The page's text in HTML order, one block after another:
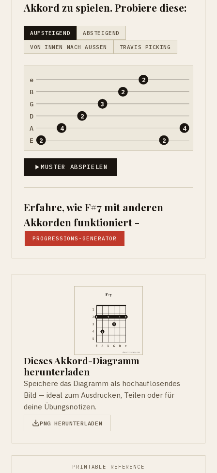
Akkord zu spielen. Probiere diese:
AUFSTEIGEND ABSTEIGEND
VON INNEN NACH AUSSEN TRAVIS PICKING
e
B
G
D
A
E 2
4
2
3
2
2
2
4
MUSTER ABSPIELEN
Erfahre, wie F#7 mit anderen
Akkorden funktioniert -
PROGRESSIONS-GENERATOR
Dieses Akkord-Diagramm
herunterladen
Speichere das Diagramm als hochauflösendes
Bild — ideal zum Ausdrucken, Teilen oder für
deine Übungsnotizen.
PNG HERUNTERLADEN
PRINTABLE REFERENCE